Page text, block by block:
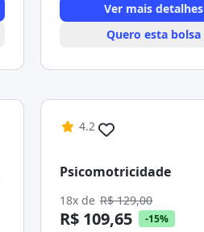
Ver mais detalhes
Quero esta bolsa
4.2
Psicomotricidade
18x de R$ 129,00
R$ 109,65 -15%